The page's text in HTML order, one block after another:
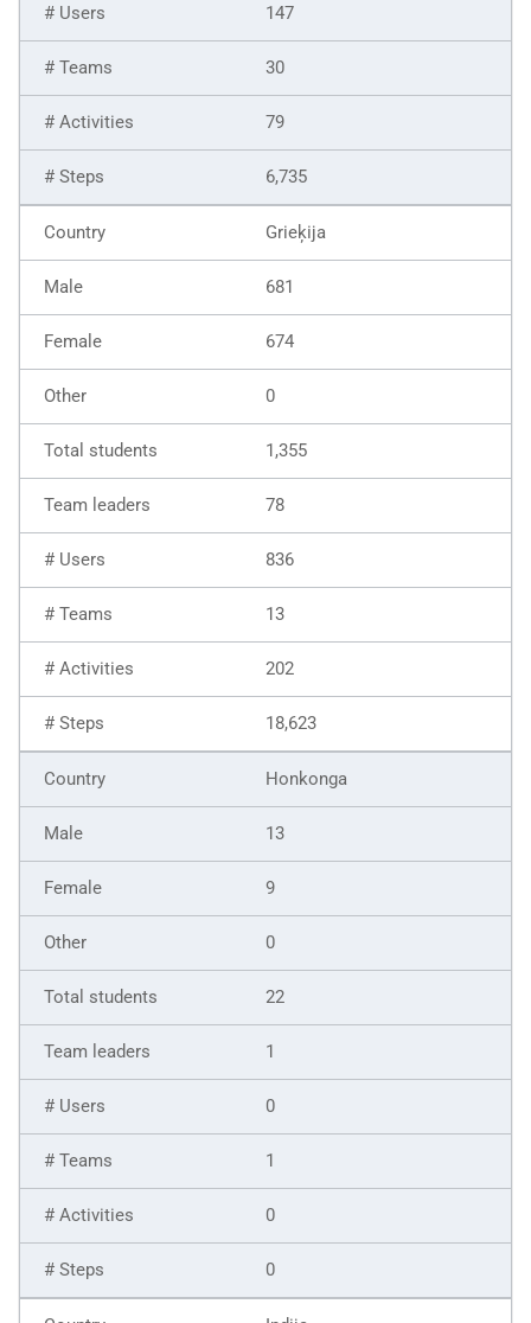
147
30
79
6,735
Grieķija
681
674
0
1,355
78
836
13
202
18,623
Honkonga
13
9
0
22
1
0
1
0
0